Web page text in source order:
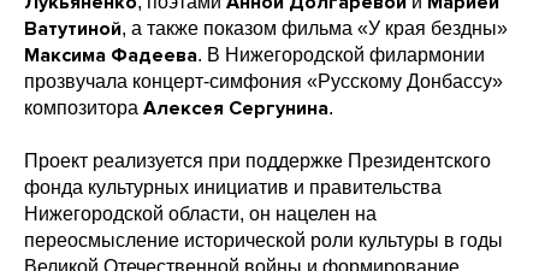
Ватутиной, а также показом фильма «У края бездны»
Максима Фадеева. В Нижегородской филармонии
прозвучала концерт-симфония «Русскому Донбассу»
композитора Алексея Сергунина.
Проект реализуется при поддержке Президентского
фонда культурных инициатив и правительства
Нижегородской области, он нацелен на
переосмысление исторической роли культуры в годы
Великой Отечественной войны и формирование